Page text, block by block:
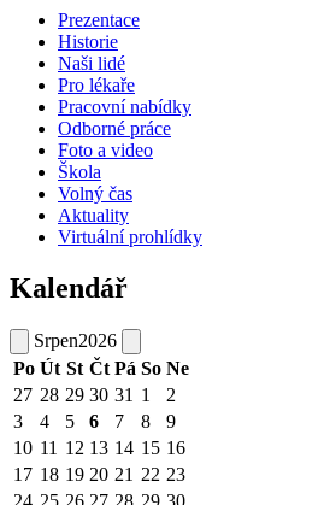
Prezentace
Historie
Naši lidé
Pro lékaře
Pracovní nabídky
Odborné práce
Foto a video
Škola
Volný čas
Aktuality
Virtuální prohlídky
Kalendář
Srpen2026
Po Út St Čt Pá So Ne
27 28 29 30 31 1
2
3
4 5 6 7 8
9
10 11 12 13 14 15 16
17 18 19 20 21 22 23
24 25 26 27 28 29 30